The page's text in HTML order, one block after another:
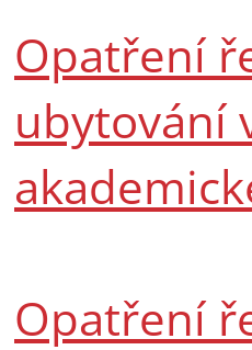
Opatření
ubytování
Opatření